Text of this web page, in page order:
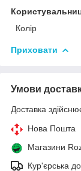
Колір
Приховати
Умови
Доставка
Нова Пошта
Магазини
Кур'єрська